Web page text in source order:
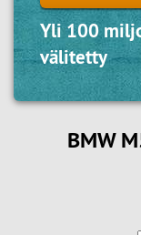
Yli 100
välitetty
BMW